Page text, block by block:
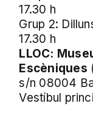
17.30 h
Grup 2:
17.30 h
LLOC:
Escèniques
s/n 08004
Vestíbul